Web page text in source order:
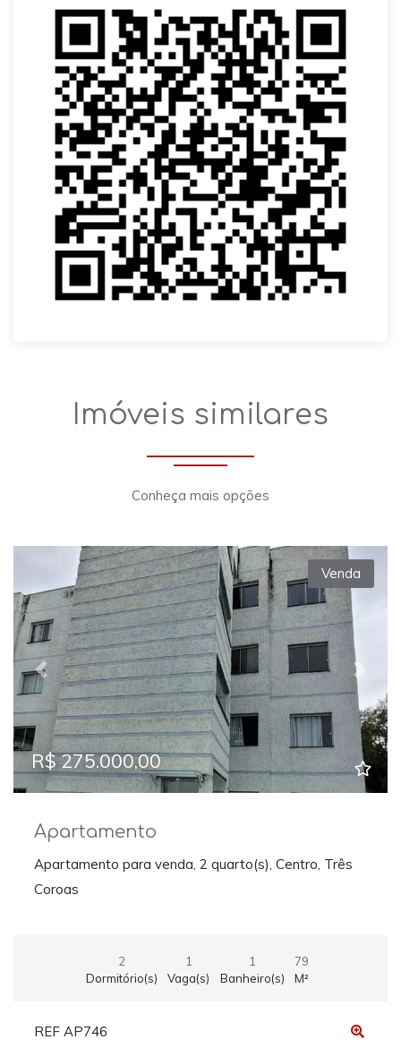
Imóveis similares
Conheça mais opções
Previous
Venda
R$ 275.000,00
Apartamento
Apartamento para venda, 2 quarto(s), Centro, Três
Coroas
2
Dormitório(s)
1
Vaga(s)
1
Banheiro(s)
79
M²
REF AP746